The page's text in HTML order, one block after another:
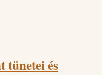
tünetei és